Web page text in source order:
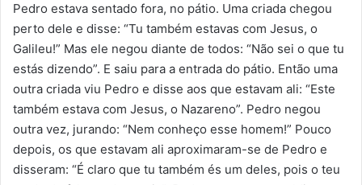
Pedro estava sentado fora, no pátio. Uma criada chegou
perto dele e disse: “Tu também estavas com Jesus, o
Galileu!” Mas ele negou diante de todos: “Não sei o que tu
estás dizendo”. E saiu para a entrada do pátio. Então uma
outra criada viu Pedro e disse aos que estavam ali: “Este
também estava com Jesus, o Nazareno”. Pedro negou
outra vez, jurando: “Nem conheço esse homem!” Pouco
depois, os que estavam ali aproximaram-se de Pedro e
disseram: “É claro que tu também és um deles, pois o teu